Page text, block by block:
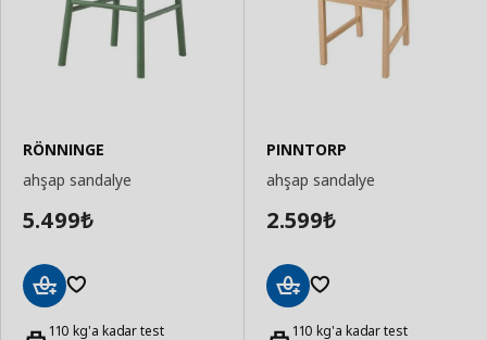
RÖNNINGE
ahşap sandalye
5.499₺
Ekle 110 kg'a kadar test
PINNTORP
ahşap sandalye
2.599₺
Ekle 110 kg'a kadar test